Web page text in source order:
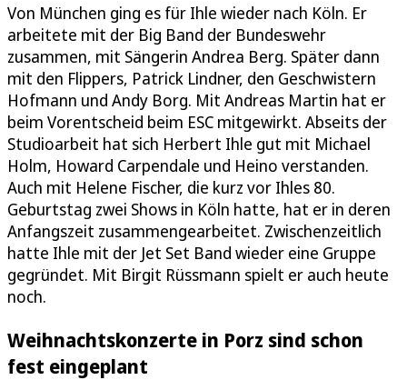
Von München ging es für Ihle wieder nach Köln. Er
arbeitete mit der Big Band der Bundeswehr
zusammen, mit Sängerin Andrea Berg. Später dann
mit den Flippers, Patrick Lindner, den Geschwistern
Hofmann und Andy Borg. Mit Andreas Martin hat er
beim Vorentscheid beim ESC mitgewirkt. Abseits der
Studioarbeit hat sich Herbert Ihle gut mit Michael
Holm, Howard Carpendale und Heino verstanden.
Auch mit Helene Fischer, die kurz vor Ihles 80.
Geburtstag zwei Shows in Köln hatte, hat er in deren
Anfangszeit zusammengearbeitet. Zwischenzeitlich
hatte Ihle mit der Jet Set Band wieder eine Gruppe
gegründet. Mit Birgit Rüssmann spielt er auch heute
noch.
Weihnachtskonzerte in Porz sind schon
fest eingeplant